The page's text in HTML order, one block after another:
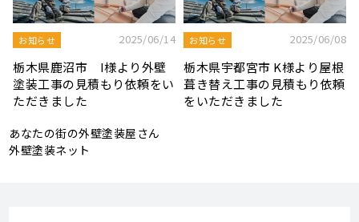
モルタル外壁の特徴と劣化症
状、メンテナンス方法を解説
令和7年度 結婚新生活支援補
助金が実施されます！
あなたの街の外壁塗装屋さん
外壁塗装ネット